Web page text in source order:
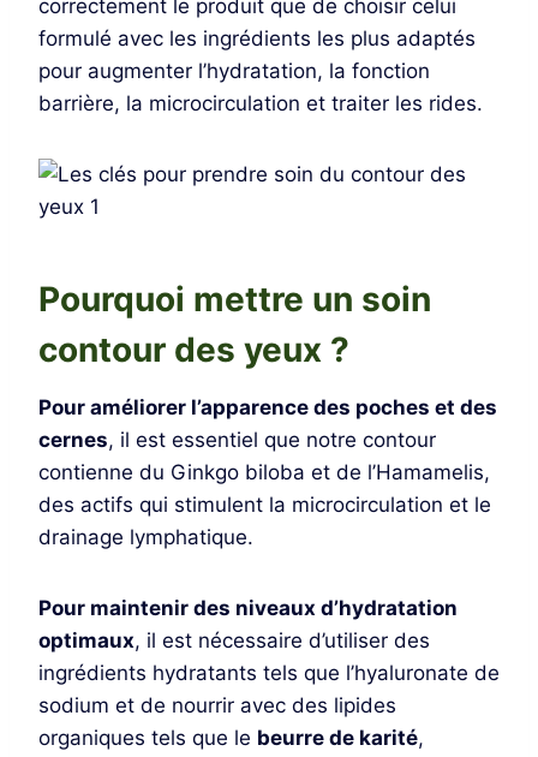
correctement le produit que de choisir celui
formulé avec les ingrédients les plus adaptés
pour augmenter l’hydratation, la fonction
barrière, la microcirculation et traiter les rides.
Pourquoi mettre un soin
contour des yeux ?
Pour améliorer l’apparence des poches et des
cernes, il est essentiel que notre contour
contienne du Ginkgo biloba et de l’Hamamelis,
des actifs qui stimulent la microcirculation et le
drainage lymphatique.
Pour maintenir des niveaux d’hydratation
optimaux, il est nécessaire d’utiliser des
ingrédients hydratants tels que l’hyaluronate de
sodium et de nourrir avec des lipides
organiques tels que le beurre de karité,